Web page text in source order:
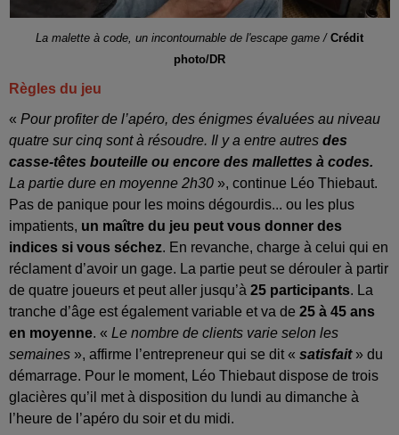
La malette à code, un incontournable de l'escape game / Crédit
photo/DR
Règles du jeu
« Pour profiter de l’apéro, des énigmes évaluées au niveau
quatre sur cinq sont à résoudre. Il y a entre autres des
casse-têtes bouteille ou encore des mallettes à codes.
La partie dure en moyenne 2h30 », continue Léo Thiebaut.
Pas de panique pour les moins dégourdis... ou les plus
impatients, un maître du jeu peut vous donner des
indices si vous séchez. En revanche, charge à celui qui en
réclament d’avoir un gage. La partie peut se dérouler à partir
de quatre joueurs et peut aller jusqu’à 25 participants. La
tranche d’âge est également variable et va de 25 à 45 ans
en moyenne. « Le nombre de clients varie selon les
semaines », affirme l’entrepreneur qui se dit « satisfait» du
démarrage. Pour le moment, Léo Thiebaut dispose de trois
glacières qu’il met à disposition du lundi au dimanche à
l’heure de l’apéro du soir et du midi.